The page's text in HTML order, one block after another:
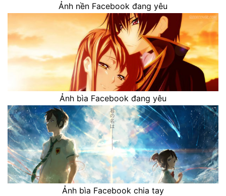
Ảnh nền Facebook đang yêu
Ảnh bìa Facebook đang yêu
Ảnh bìa Facebook chia tay